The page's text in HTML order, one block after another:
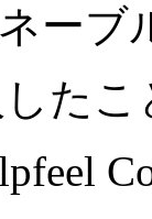
ーブ
した